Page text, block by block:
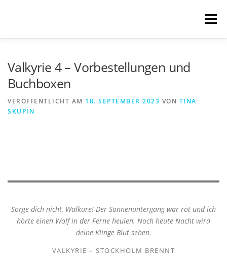
Menü
Valkyrie 4 – Vorbestellungen und
Buchboxen
VERÖFFENTLICHT AM 18. SEPTEMBER 2023 VON TINA
SKUPIN
Sorge dich nicht, Walküre! Der Sonnenuntergang war rot und ich
hörte einen Wolf in der Ferne heulen. Noch heute Nacht wird
deine Klinge Blut sehen.
VALKYRIE – STOCKHOLM BRENNT